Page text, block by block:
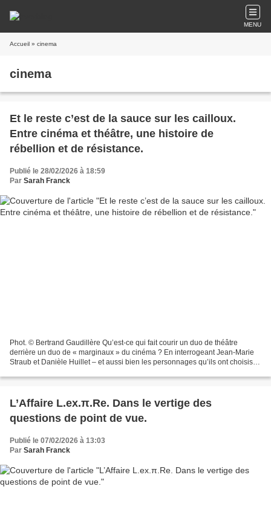
MENU
Accueil » cinema
cinema
Et le reste c’est de la sauce sur les cailloux.
Entre cinéma et théâtre, une histoire de
rébellion et de résistance.
Publié le 28/02/2026 à 18:59
Par Sarah Franck
Phot. © Bertrand Gaudillère Qu’est-ce qui fait courir un duo de théâtre
derrière un duo de « marginaux » du cinéma ? En interrogeant Jean-Marie
Straub et Danièle Huillet – et aussi bien les personnages qu’ils ont choisis
L’Affaire L.ex.π.Re. Dans le vertige des
questions de point de vue.
Publié le 07/02/2026 à 13:03
Par Sarah Franck